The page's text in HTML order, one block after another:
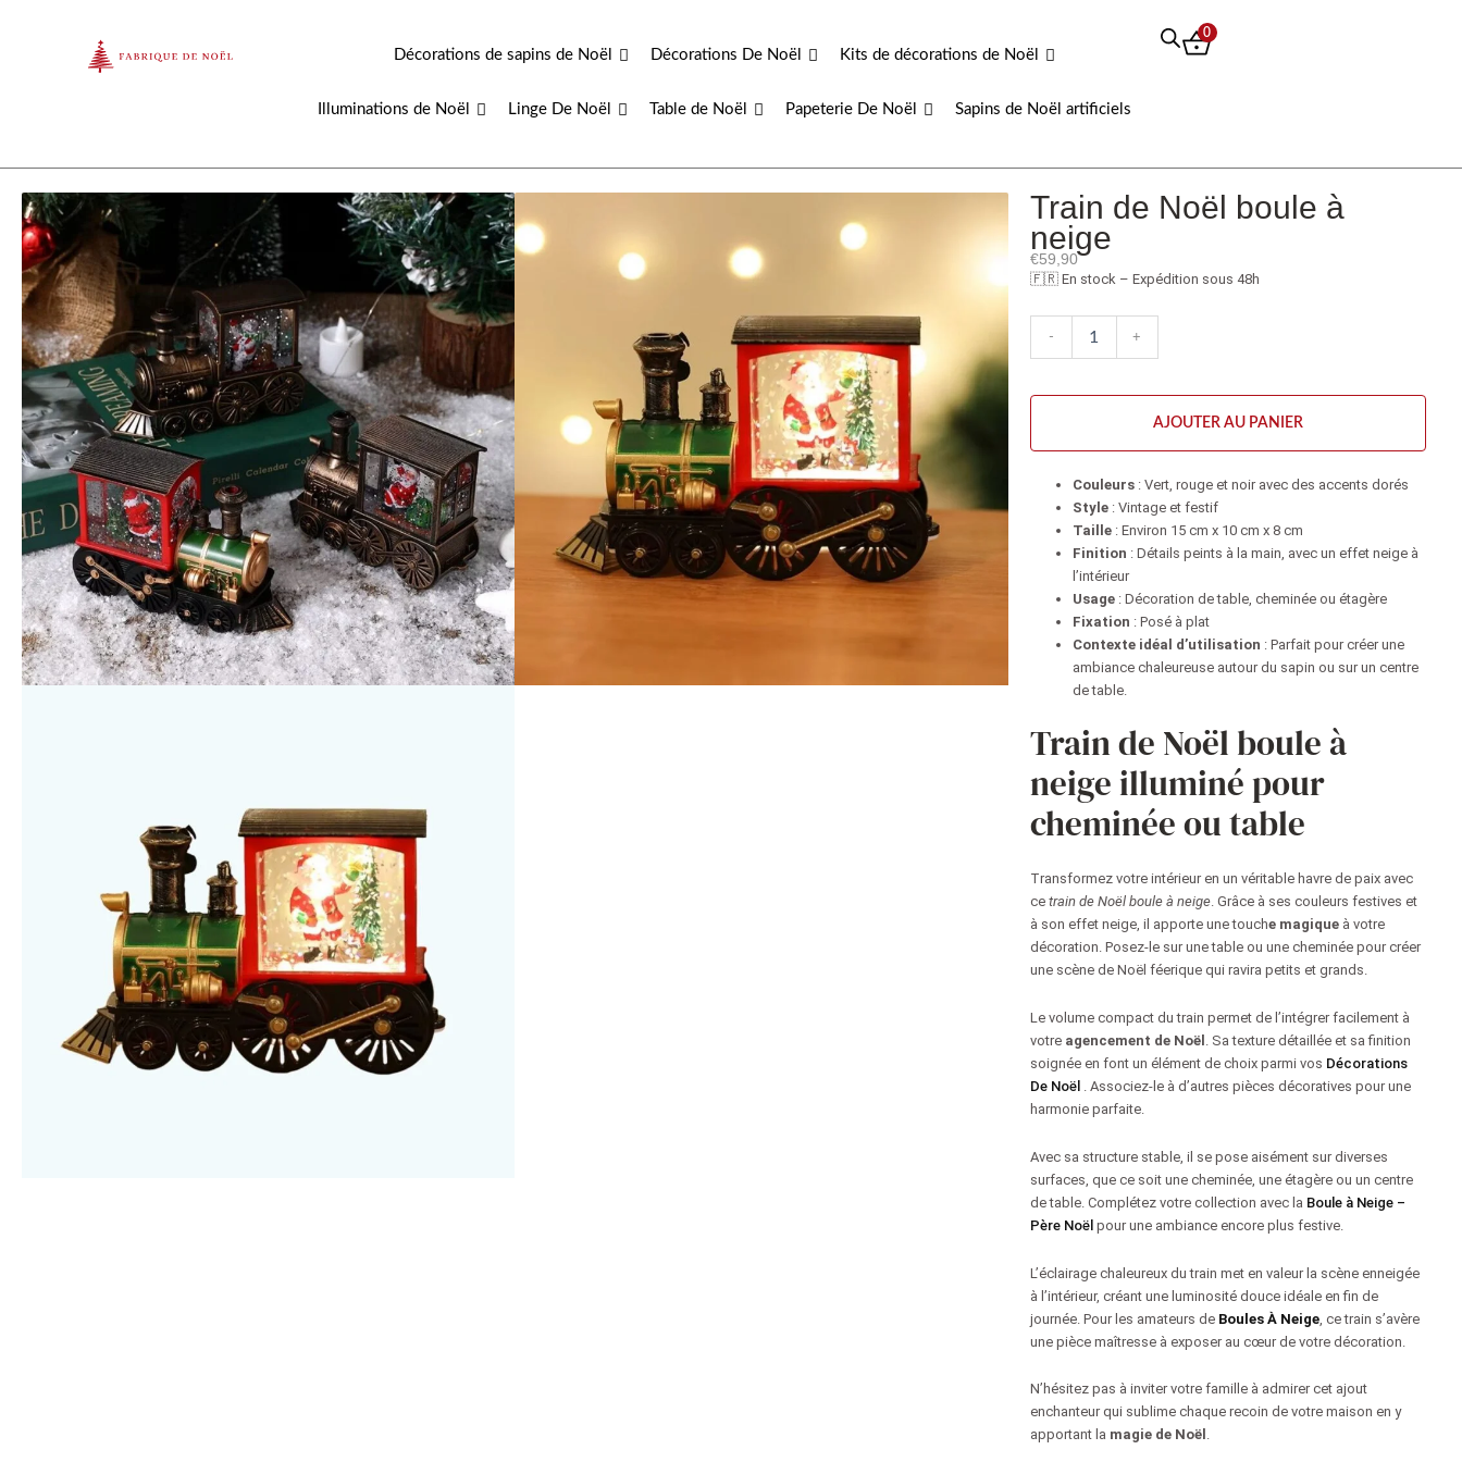
Décorations de sapins de Noël Décorations De Noël Kits de décorations de Noël
Illuminations de Noël Linge De Noël Table de Noël Papeterie De Noël Sapins de Noël artificiels
0
Train de Noël boule à
neige
€59,90
🇫🇷 En stock – Expédition sous 48h
-
à
+
AJOUTER AU PANIER
Couleurs: Vert, rouge et noir avec des accents dorés
Style: Vintage et festif
Taille: Environ 15 cm x 10 cm x 8 cm
Finition : Détails peints à la main, avec un effet neige à
l’intérieur
Usage: Décoration de table, cheminée ou étagère
Fixation : Posé à plat
Contexte idéal d’utilisation : Parfait pour créer une
ambiance chaleureuse autour du sapin ou sur un centre
de table.
Train de Noël boule à
neige illuminé pour
cheminée ou table
Transformez votre intérieur en un véritable havre de paix avec
ce train de Noël boule à neige. Grâce à ses couleurs festives et
à son effet neige, il apporte une touche magiqueà votre
décoration. Posez-le sur une table ou une cheminée pour créer
une scène de Noël féerique qui ravira petits et grands.
Le volume compact du train permet de l’intégrer facilement à
votre agencement de Noël . Sa texture détaillée et sa finition
soignée en font un élément de choix parmi vos Décorations
De Noël . Associez-le à d’autres pièces décoratives pour une
harmonie parfaite.
Avec sa structure stable, il se pose aisément sur diverses
surfaces, que ce soit une cheminée, une étagère ou un centre
de table. Complétez votre collection avec la Boule à Neige –
Père Noël pour une ambiance encore plus festive.
L’éclairage chaleureux du train met en valeur la scène enneigée
à l’intérieur, créant une luminosité douce idéale en fin de
journée. Pour les amateurs de Boules À Neige, ce train s’avère
une pièce maîtresse à exposer au cœur de votre décoration.
N’hésitez pas à inviter votre famille à admirer cet ajout
enchanteur qui sublime chaque recoin de votre maison en y
apportant la magie de Noël .